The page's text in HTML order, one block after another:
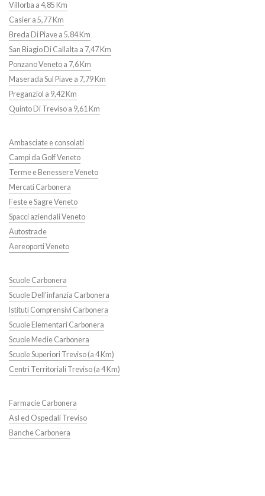
Villorba a 4,85 Km
Casier a 5,77 Km
Breda Di Piave a 5,84 Km
San Biagio Di Callalta a 7,47 Km
Ponzano Veneto a 7,6 Km
Maserada Sul Piave a 7,79 Km
Preganziol a 9,42 Km
Quinto Di Treviso a 9,61 Km
Ambasciate e consolati
Campi da Golf Veneto
Terme e Benessere Veneto
Mercati Carbonera
Feste e Sagre Veneto
Spacci aziendali Veneto
Autostrade
Aereoporti Veneto
Scuole Carbonera
Scuole Dell'infanzia Carbonera
Istituti Comprensivi Carbonera
Scuole Elementari Carbonera
Scuole Medie Carbonera
Scuole Superiori Treviso (a 4 Km)
Centri Territoriali Treviso (a 4 Km)
Farmacie Carbonera
Asl ed Ospedali Treviso
Banche Carbonera